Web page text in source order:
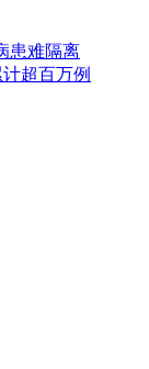
患难隔离
超百万例